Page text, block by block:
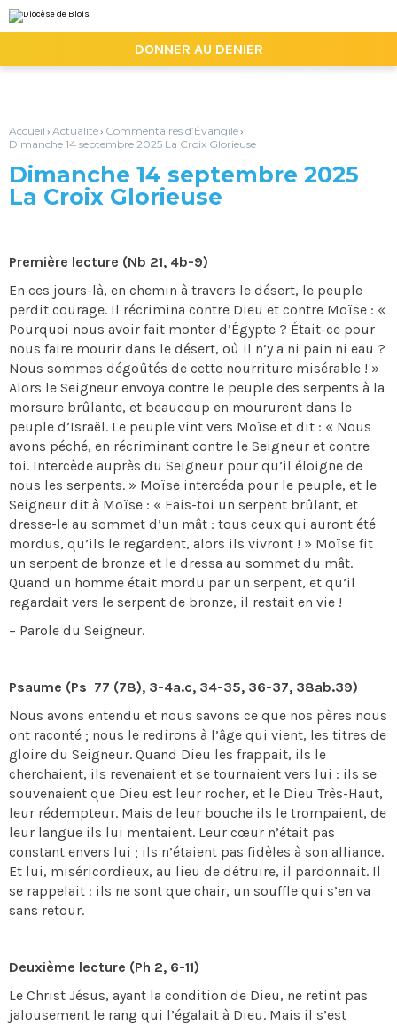
au
contenu.
la
personnels
DONNER AU DENIER
Accueil › Actualité› Commentaires d’Évangile›
Dimanche 14 septembre 2025 La Croix Glorieuse
Dimanche 14 septembre 2025
La Croix Glorieuse
Première lecture (Nb 21, 4b-9)
En ces jours-là, en chemin à travers le désert, le peuple
perdit courage. Il récrimina contre Dieu et contre Moïse : «
Pourquoi nous avoir fait monter d’Égypte ? Était-ce pour
nous faire mourir dans le désert, où il n’y a ni pain ni eau ?
Nous sommes dégoûtés de cette nourriture misérable ! »
Alors le Seigneur envoya contre le peuple des serpents à la
morsure brûlante, et beaucoup en moururent dans le
peuple d’Israël. Le peuple vint vers Moïse et dit : « Nous
avons péché, en récriminant contre le Seigneur et contre
toi. Intercède auprès du Seigneur pour qu’il éloigne de
nous les serpents. » Moïse intercéda pour le peuple, et le
Seigneur dit à Moïse : « Fais-toi un serpent brûlant, et
dresse-le au sommet d’un mât : tous ceux qui auront été
mordus, qu’ils le regardent, alors ils vivront ! » Moïse fit
un serpent de bronze et le dressa au sommet du mât.
Quand un homme était mordu par un serpent, et qu’il
regardait vers le serpent de bronze, il restait en vie !
– Parole du Seigneur.
Psaume (Ps 77 (78), 3-4a.c, 34-35, 36-37, 38ab.39)
Nous avons entendu et nous savons ce que nos pères nous
ont raconté ; nous le redirons à l’âge qui vient, les titres de
gloire du Seigneur. Quand Dieu les frappait, ils le
cherchaient, ils revenaient et se tournaient vers lui : ils se
souvenaient que Dieu est leur rocher, et le Dieu Très-Haut,
leur rédempteur. Mais de leur bouche ils le trompaient, de
leur langue ils lui mentaient. Leur cœur n’était pas
constant envers lui ; ils n’étaient pas fidèles à son alliance.
Et lui, miséricordieux, au lieu de détruire, il pardonnait. Il
se rappelait : ils ne sont que chair, un souffle qui s’en va
sans retour.
Deuxième lecture (Ph 2, 6-11)
Le Christ Jésus, ayant la condition de Dieu, ne retint pas
jalousement le rang qui l’égalait à Dieu. Mais il s’est